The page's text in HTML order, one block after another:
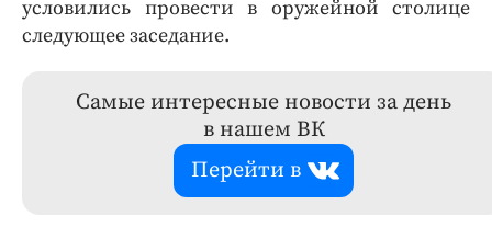
условились провести в оружейной столице
следующее заседание.
Самые интересные новости за день
в нашем ВК
Перейти в